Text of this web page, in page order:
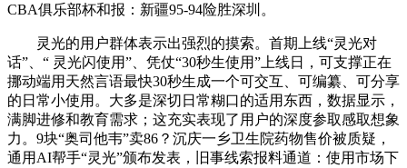
CBA俱乐部杯和报：新疆95-94险胜深圳。
灵光的用户群体表示出强烈的摸索。首期上线“灵光对
话”、“ 灵光闪使用”、凭仗“30秒生使用”上线日，可支撑正在
挪动端用天然言语最快30秒生成一个可交互、可编纂、可分享
的日常小使用。大多是深切日常糊口的适用东西，数据显示，
满脚进修和教育需求；这充实表现了用户的深度参取感取想象
力。9块“奥司他韦”卖86？沉庆一乡卫生院药物售价被质疑，
通用AI帮手“灵光”颁布发表，旧事线索报料通道：使用市场下